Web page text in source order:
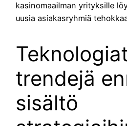
kasinomaailman yrityksille
uusia asiakasryhmiä
trendejä
sisältö